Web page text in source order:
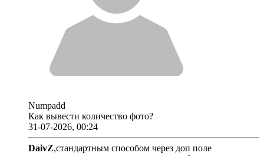
Numpadd
Как вывести количество фото?
31-07-2026, 00:24
DaivZ,стандартным способом через доп поле